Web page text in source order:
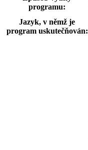
programu:
Jazyk, v němž je
program uskutečňován: